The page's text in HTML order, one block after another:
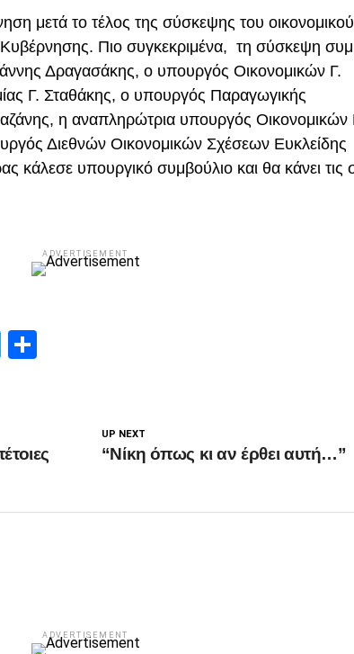
μετά το τέλος της σύσκεψης του οικονομικού
Κυβέρνησης. Πιο συγκεκριμένα, τη σύσκεψη
Δραγασάκης, ο υπουργός Οικονομικών Γ.
Γ. Σταθάκης, ο υπουργός Παραγωγικής
η αναπληρώτρια υπουργός Οικονομικών
Διεθνών Οικονομικών Σχέσεων Ευκλείδης
υπουργικό συμβούλιο και θα κάνει τις
ADVERTISEMENT
Telegram
UP NEXT
“Νίκη όπως κι αν έρθει αυτή…”
ADVERTISEMENT